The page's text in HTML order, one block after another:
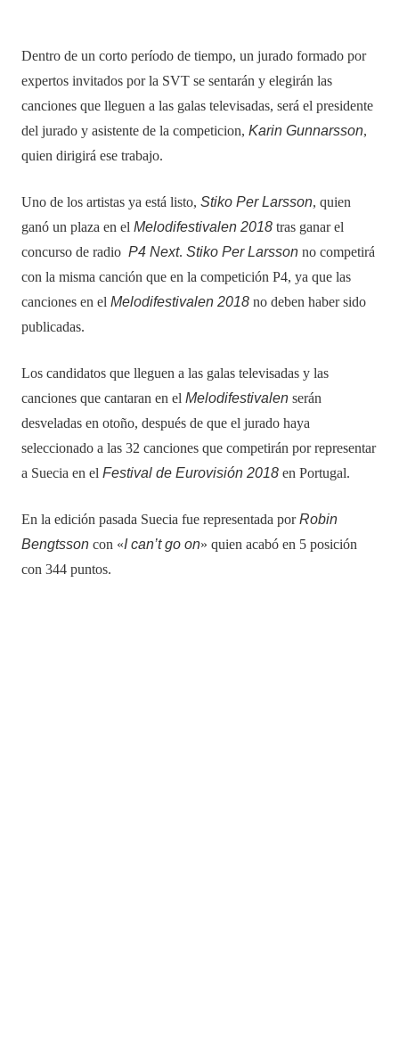
Dentro de un corto período de tiempo, un jurado formado por
expertos invitados por la SVT se sentarán y elegirán las
canciones que lleguen a las galas televisadas, será el presidente
del jurado y asistente de la competicion, Karin Gunnarsson,
quien dirigirá ese trabajo.
Uno de los artistas ya está listo, Stiko Per Larsson, quien
ganó un plaza en el Melodifestivalen 2018 tras ganar el
concurso de radio P4 Next. Stiko Per Larsson no competirá
con la misma canción que en la competición P4, ya que las
canciones en el Melodifestivalen 2018 no deben haber sido
publicadas.
Los candidatos que lleguen a las galas televisadas y las
canciones que cantaran en el Melodifestivalen serán
desveladas en otoño, después de que el jurado haya
seleccionado a las 32 canciones que competirán por representar
a Suecia en el Festival de Eurovisión 2018 en Portugal.
En la edición pasada Suecia fue representada porRobin
Bengtsson con «I can’t go on» quien acabó en 5 posición
con 344 puntos.